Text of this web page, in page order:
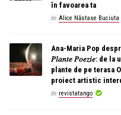
în favoarea ta
de Alice Năstase Buciuta
Ana-Maria Pop
𝑃𝑙𝑎𝑛𝑡𝑒 𝑃𝑜𝑒𝑧𝑖𝑒: de la
plante de pe terasa
proiect artistic
de revistatango